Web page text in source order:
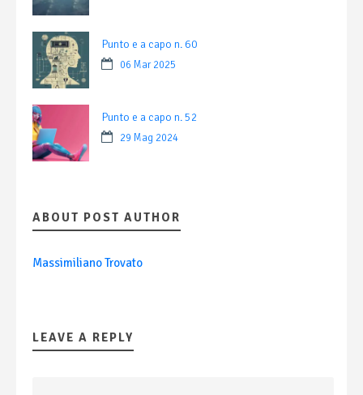
Punto e a capo n. 60
06 Mar 2025
Punto e a capo n. 52
29 Mag 2024
ABOUT POST AUTHOR
Massimiliano Trovato
LEAVE A REPLY